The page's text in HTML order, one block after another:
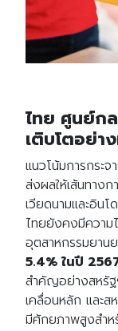
ไทย ศูนย์ก
เติบโตอย่า
แนวโน้มการกระ
ส่งผลให้เส้นทาง
เวียดนามและอินโ
ไทยยังคงมีความ
อุตสาหกรรมยาน
5.4% ในปี
สำคัญอย่างสหรั
เคลื่อนหลัก และส
มีศักยภาพสูงสำห